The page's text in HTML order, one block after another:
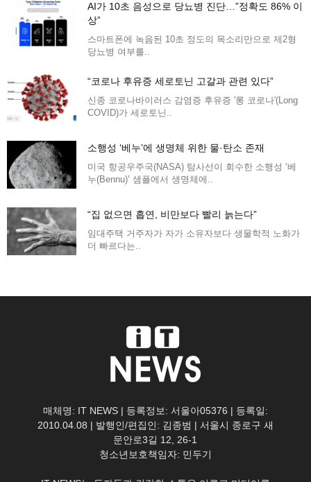
AI가 10초 음성으로 당뇨병 진단…”정확도 86% 이
상”
스마트폰에 녹음된 10초 정도의 목소리만으로 제2형
당뇨병 여부를..
“코로나 후유증 세로토닌 고갈과 관련 있다”
신종 코로나바이러스 감염증 후유증 '롱 코로나'(Long
COVID)가 세로토닌..
소행성 ‘베누’에 생명체 위한 물·탄소 존재
미국 항공우주국(NASA) 탐사선이 회수한 소행성 ‘베
누(Bennu)’ 샘플에서 생명체에..
“집 없으면 흡연, 비만보다 빨리 늙는다”
임대주택 거주자가 자가 소유자보다 생물학적 노화가
더 빠르다는..
매체명: IT NEWS | 등록정보: 서울아05376 | 등록일:
2010.04.08 | 발행인/편집인: 김종범 | 서울시 종로구 새
문안로3길 12, 26-1
청소년보호책임자: 민두기